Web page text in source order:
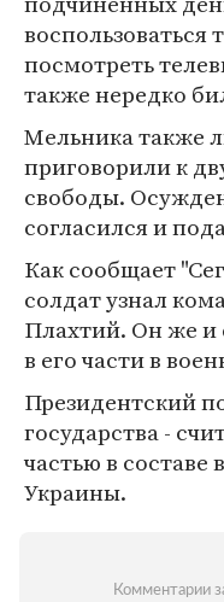
посмотреть
также нередко
Мельника также
приговорили к
свободы.
согласился и
Как сообщает
солдат узнал
Плахтий. Он же
в его части в
Президентский
государства -
частью в
Украины.
Комментарии